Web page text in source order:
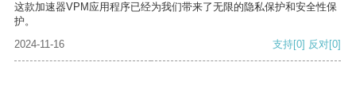
这款加速器VPM应用程序已经为我们带来了无限的隐私保护和安全性保
护。
2024-11-16
支持[0] 反对[0]